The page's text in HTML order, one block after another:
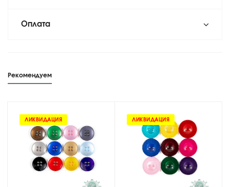
Оплата
Рекомендуем
ЛИКВИДАЦИЯ ЛИКВИДАЦИЯ